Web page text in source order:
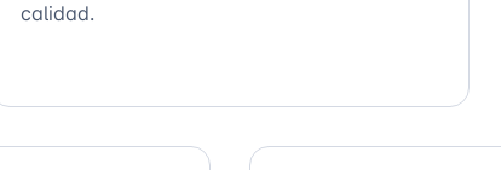
calidad.